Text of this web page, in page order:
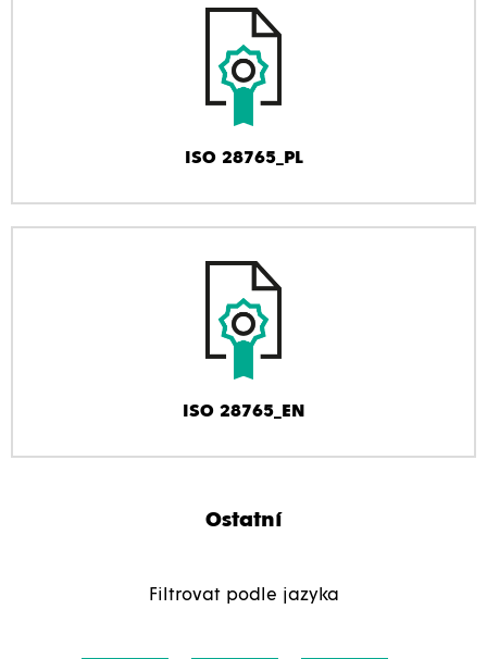
ISO 28765_PL
ISO 28765_EN
Ostatní
Filtrovat podle jazyka